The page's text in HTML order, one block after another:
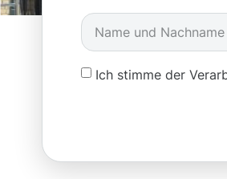
Ich stimme der